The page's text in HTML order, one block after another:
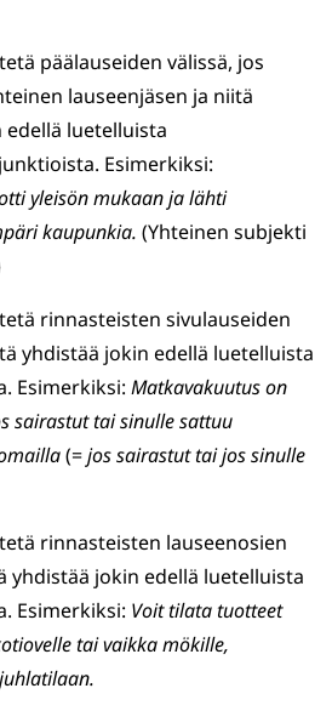
päälauseiden välissä, jos
lauseenjäsen ja niitä
luetelluista
Esimerkiksi:
yleisön mukaan ja lähti
kaupunkia. (Yhteinen subjekti
rinnasteisten sivulauseiden
yhdistää jokin edellä luetelluista
Esimerkiksi: Matkavakuutus on
sairastut tai sinulle sattuu
(=jos sairastut tai jos sinulle
rinnasteisten lauseenosien
yhdistää jokin edellä luetelluista
Esimerkiksi: Voit tilata tuotteet
tai vaikka mökille,